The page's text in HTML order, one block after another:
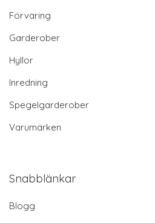
Förvaring
Garderober
Hyllor
Inredning
Spegelgarderober
Varumärken
Snabblänkar
Blogg